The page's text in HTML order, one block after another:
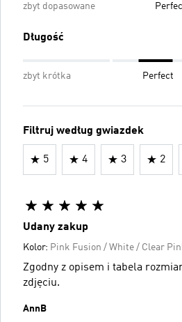
zbyt dopasowane
Długość
zbyt krótka Perfect
Filtruj według gwiazdek
5 4 3 2
Udany zakup
Kolor: Pink Fusion / White / Clear
Zgodny z opisem i tabela
zdjęciu.
AnnB